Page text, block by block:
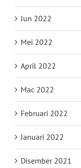
Jun 2022
Mei 2022
April 2022
Mac 2022
Februari 2022
Januari 2022
Disember 2021